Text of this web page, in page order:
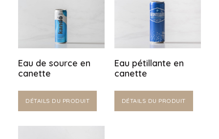
Eau de source en
canette
DÉTAILS DU PRODUIT
Eau pétillante en
canette
DÉTAILS DU PRODUIT